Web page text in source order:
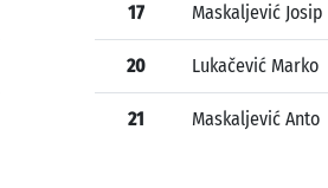
17 Maskaljević Josip
20 Lukačević Marko
21 Maskaljević Anto